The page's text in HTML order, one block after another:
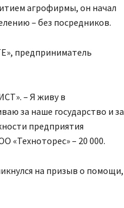
агрофирмы, он начал
– без посредников.
предприниматель
– Я живу в
за наше государство и за
предприятия
«Техноторес» – 20 000.
на призыв о помощи,